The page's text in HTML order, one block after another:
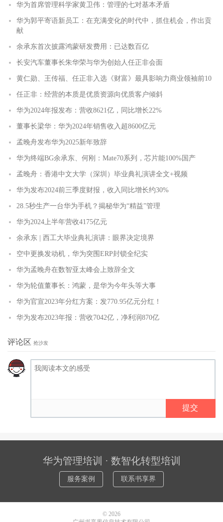
华为首席管理科学家黄卫伟：管理的七对基本矛盾
华为郭平寄语新员工：在充满变化的时代中，抓住机会，作出贡
献
余承东首次披露鸿蒙研发费用：已达数百亿
长安汽车董事长朱华荣与华为创始人任正非会面
黄仁勋、王传福、任正非入选《财富》最具影响力商业领袖前10
任正非：经营的本质是优质资源向优质客户倾斜
华为2024年报发布：营收8621亿，同比增长22%
董事长梁华：华为2024年销售收入超8600亿元
孟晚舟发布华为2025新年致辞
华为终端BG余承东、何刚：Mate70系列，芯片能100%国产
孟晚舟：香港中文大学（深圳）毕业典礼演讲全文+视频
华为发布2024前三季度财报，收入同比增长约30%
28.5秒生产一台华为手机？揭秘华为“精益”管理
华为2024上半年营收4175亿元
余承东 | 西工大毕业典礼演讲：眼界决定境界
空中更换发动机，华为突围ERP封锁全纪实
华为孟晚舟在数智亚太峰会上致辞全文
华为轮值董事长：鸿蒙，是华为今年头等大事
华为官宣2023年分红方案：发770.95亿元分红！
华为发布2023年报：营收7042亿，净利润870亿
评论区 抢沙发
提交
华为管理培训 · 数智化转型培训
服务案例 联系书享界
© 2026